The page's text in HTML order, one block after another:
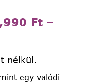
Ft –
nélkül.
egy valódi